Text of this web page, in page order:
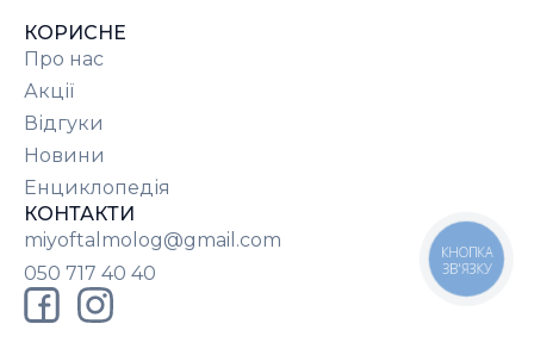
КОРИСНЕ
Про нас
Акції
Відгуки
Новини
Енциклопедія
КОНТАКТИ
miyoftalmolog@gmail.com
050 717 40 40
КНОПКА
ЗВ'ЯЗКУ